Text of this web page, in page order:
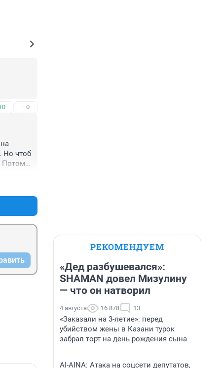
–0
Но чтоб
Потому
РЕКОМЕНДУЕМ
«Дед разбушевался»:
SHAMAN довел Мизулину
— что он натворил
4 августа 16 878 13
«Заказали на 3-летие»: перед
убийством жены в Казани турок
забрал торт на день рождения сына
AI-AINA: Атака на соцсети депутатов,